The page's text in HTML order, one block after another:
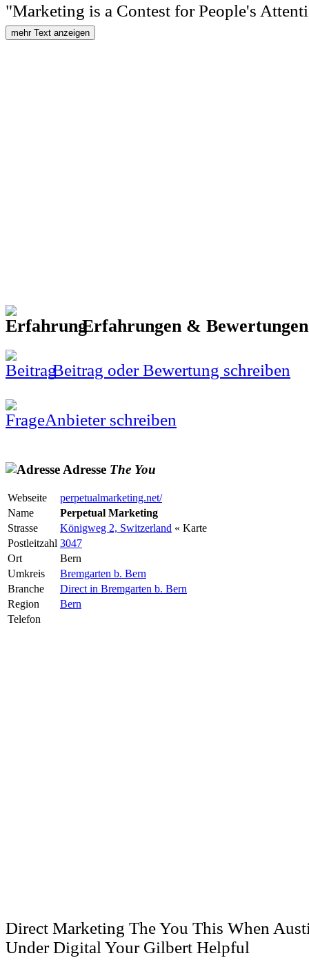
"Marketing is a Contest for People's
mehr Text anzeigen
Erfahrungen &
Beitrag oder Bewertung schreiben
Anbieter schreiben
Adresse The You
Webseite
perpetualmarketing.net/
Name
Perpetual Marketing
Strasse
Königweg 2, Switzerland « Karte
Postleitzahl 3047
Ort
Bern
Umkreis
Bremgarten b. Bern
Branche
Direct in Bremgarten b. Bern
Region
Bern
Telefon
Direct Marketing The You This When
Under Digital Your Gilbert Helpful